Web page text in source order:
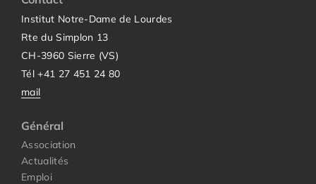
Institut Notre-Dame de Lourdes
Rte du Simplon 13
CH-3960 Sierre (VS)
Tél +41 27 451 24 80
mail
Général
Association
Actualités
Emploi